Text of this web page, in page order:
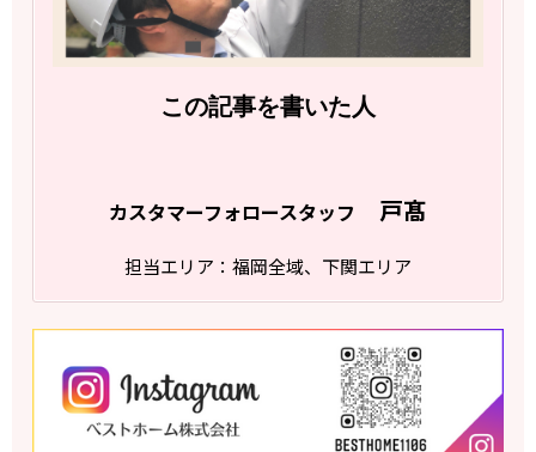
この記事を書いた人
カスタマーフォロースタッフ 戸髙
担当エリア：福岡全域、下関エリア